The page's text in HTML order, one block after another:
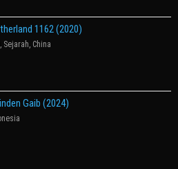
1162 (2020)
, Sejarah, China
Gaib (2024)